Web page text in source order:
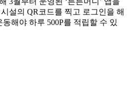
설의 QR코드를 찍고 로그인을 해
해야 하루 500P를 적립할 수 있